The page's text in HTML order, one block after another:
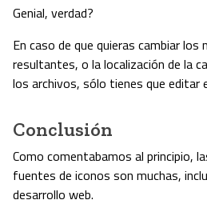
Genial, verdad?
En caso de que quieras cambiar
resultantes, o la localización de la
los archivos, sólo tienes que editar
Conclusión
Como comentabamos al principio,
fuentes de iconos son muchas,
desarrollo web.